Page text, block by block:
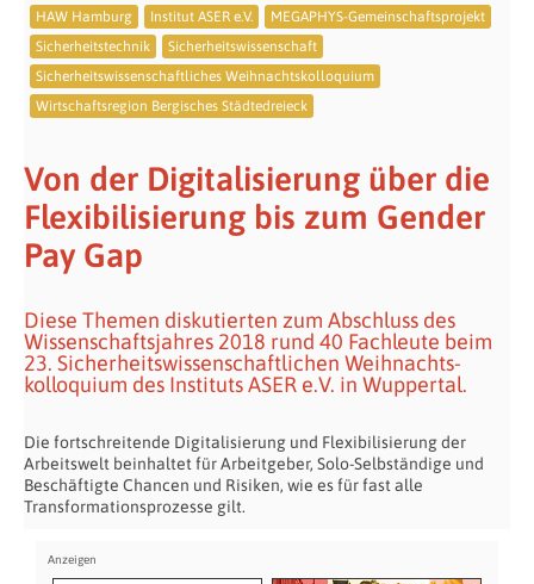
HAW Hamburg
Institut ASER e.V.
MEGAPHYS-Gemeinschaftsprojekt
Sicherheitstechnik
Sicherheitswissenschaft
Sicherheitswissenschaftliches Weihnachtskolloquium
Wirtschaftsregion Bergisches Städtedreieck
Von der Digitalisierung über die
Flexibilisierung bis zum Gender
Pay Gap
Diese Themen diskutierten zum Abschluss des
Wissenschaftsjahres 2018 rund 40 Fach­leute beim
23. Sicher­heits­wissen­schaft­lichen Weih­nachts­
kolloquium des Instituts ASER e.V. in Wuppertal.
Die fortschreitende Digitalisierung und Flexibilisierung der
Arbeitswelt beinhaltet für Arbeitgeber, Solo-Selbständige und
Beschäftigte Chancen und Risiken, wie es für fast alle
Transformationsprozesse gilt.